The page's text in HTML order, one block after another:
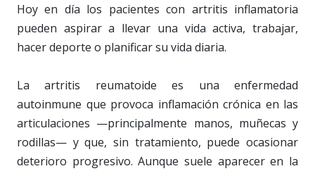
Hoy en día los pacientes con artritis inflamatoria
pueden aspirar a llevar una vida activa, trabajar,
hacer deporte o planificar su vida diaria.
La artritis reumatoide es una enfermedad
autoinmune que provoca inflamación crónica en las
articulaciones —principalmente manos, muñecas y
rodillas— y que, sin tratamiento, puede ocasionar
deterioro progresivo. Aunque suele aparecer en la